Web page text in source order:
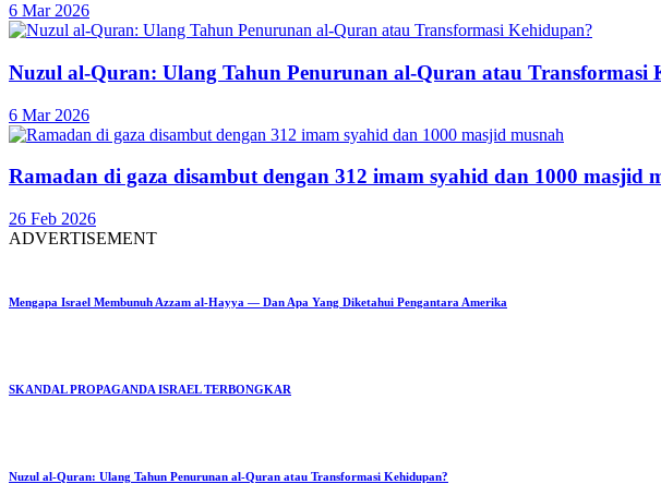
6 Mar 2026
Nuzul al-Quran: Ulang Tahun Penurunan al-Quran atau Transformasi
6 Mar 2026
Ramadan di gaza disambut dengan 312 imam syahid dan 1000 masjid
26 Feb 2026
ADVERTISEMENT
Mengapa Israel Membunuh Azzam al-Hayya — Dan Apa Yang Diketahui Pengantara Amerika
SKANDAL PROPAGANDA ISRAEL TERBONGKAR
Nuzul al-Quran: Ulang Tahun Penurunan al-Quran atau Transformasi Kehidupan?